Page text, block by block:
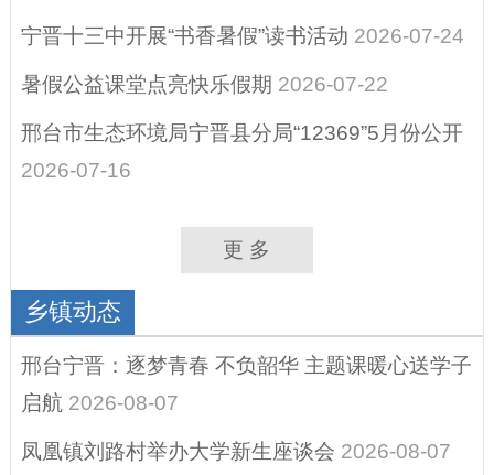
减税降费
营商环境、助企纾
重点领域信息公开
其他
宁晋十三中开展“书香暑假”读书活动 2026-07-24
暑假公益课堂点亮快乐假期 2026-07-22
邢台市生态环境局宁晋县分局“12369”5月份公开
2026-07-16
更 多
乡镇动态
邢台宁晋：逐梦青春 不负韶华 主题课暖心送学子
启航 2026-08-07
凤凰镇刘路村举办大学新生座谈会 2026-08-07